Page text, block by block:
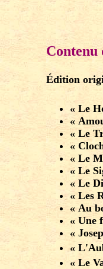
Contenu
Édition
« Le
«
« Le
«
« Le
« Le
« Le
« Les
« Au
« Une
«
«
« Le